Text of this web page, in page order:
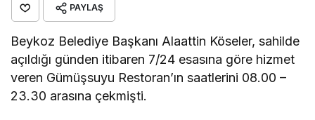
PAYLAŞ
Beykoz Belediye Başkanı Alaattin Köseler, sahilde
açıldığı günden itibaren 7/24 esasına göre hizmet
veren Gümüşsuyu Restoran’ın saatlerini 08.00 –
23.30 arasına çekmişti.